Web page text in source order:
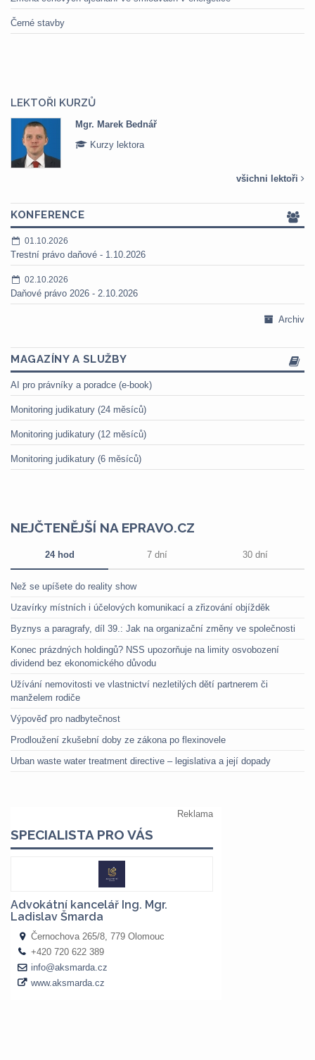
Černé stavby
LEKTOŘI KURZŮ
Mgr. Marek Bednář
Kurzy lektora
všichni lektoři
KONFERENCE
01.10.2026
Trestní právo daňové - 1.10.2026
02.10.2026
Daňové právo 2026 - 2.10.2026
Archiv
MAGAZÍNY A SLUŽBY
AI pro právníky a poradce (e-book)
Monitoring judikatury (24 měsíců)
Monitoring judikatury (12 měsíců)
Monitoring judikatury (6 měsíců)
NEJČTENĚJŠÍ NA EPRAVO.CZ
24 hod 7 dní 30 dní
Než se upíšete do reality show
Uzavírky místních i účelových komunikací a zřizování objížděk
Byznys a paragrafy, díl 39.: Jak na organizační změny ve společnosti
Konec prázdných holdingů? NSS upozorňuje na limity osvobození
dividend bez ekonomického důvodu
Užívání nemovitosti ve vlastnictví nezletilých dětí partnerem či
manželem rodiče
Výpověď pro nadbytečnost
Prodloužení zkušební doby ze zákona po flexinovele
Urban waste water treatment directive – legislativa a její dopady